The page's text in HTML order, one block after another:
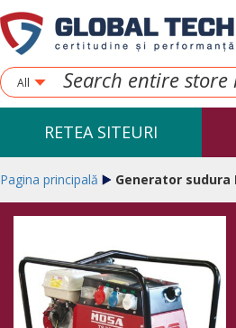
All
RETEA SITEURI
Pagina principală Generator sudura